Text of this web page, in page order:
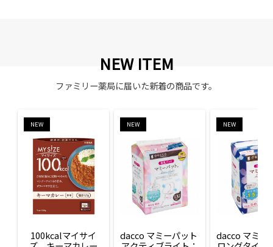
NEW ITEM
ファミリー薬局に届いた新着の商品です。
NEW
100kcalマイサイ
NEW
dacco マミーパット
NEW
dacco マミー